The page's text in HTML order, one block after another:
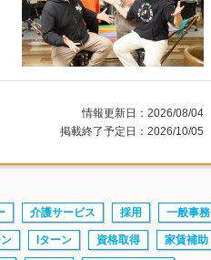
情報更新日：2026/08/04
掲載終了予定日：2026/10/05
介護サービス 採用 一般事務
Iターン 資格取得 家賃補助